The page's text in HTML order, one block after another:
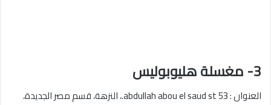
3- مغسلة هليوبوليس
العنوان : 53 abdullah abou el saud st.، النزهة، قسم مصر الجديدة،